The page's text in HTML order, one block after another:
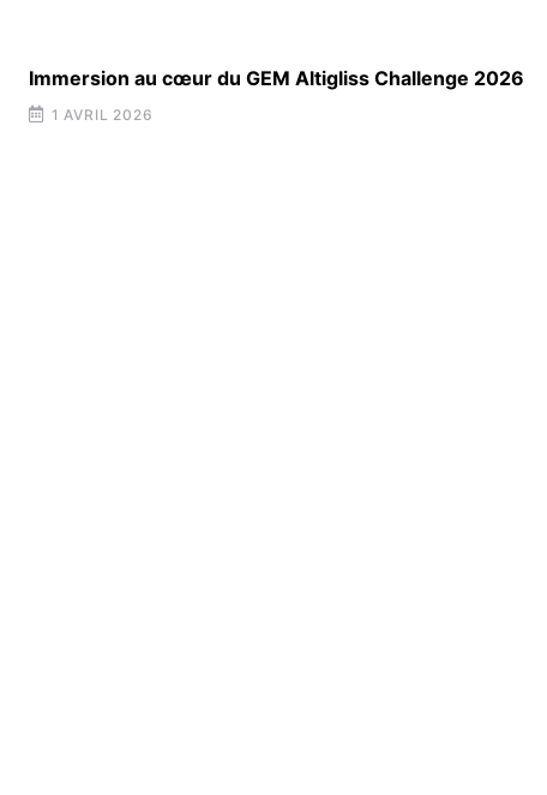
Immersion au cœur du GEM Altigliss Challenge 2026
1 AVRIL 2026